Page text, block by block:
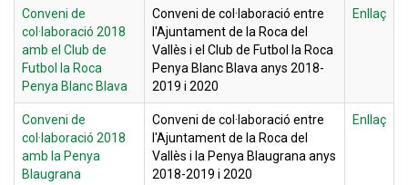
Conveni de
col·laboració 2018
amb el Club de
Futbol la Roca
Penya Blanc Blava
Conveni de col·laboració entre
l'Ajuntament de la Roca del
Vallès i el Club de Futbol la Roca
Penya Blanc Blava anys 2018-
2019 i 2020
Enllaç
Conveni de
col·laboració 2018
amb la Penya
Blaugrana
Conveni de col·laboració entre
l'Ajuntament de la Roca del
Vallès i la Penya Blaugrana anys
2018-2019 i 2020
Enllaç